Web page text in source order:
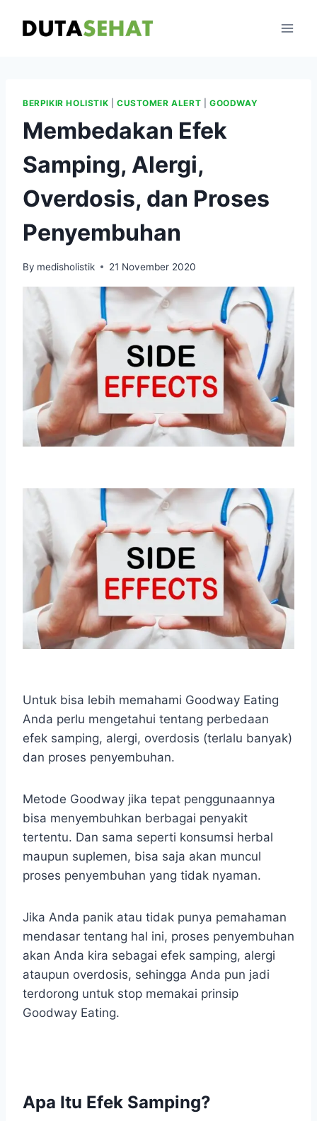
BERPIKIR HOLISTIK CUSTOMER ALERT |GOODWAY
Membedakan Efek
Samping, Alergi,
Overdosis, dan Proses
Penyembuhan
By medisholistik 21 November 2020
Untuk bisa lebih memahami Goodway Eating
Anda perlu mengetahui tentang perbedaan
efek samping, alergi, overdosis (terlalu banyak)
dan proses penyembuhan.
Metode Goodway jika tepat penggunaannya
bisa menyembuhkan berbagai penyakit
tertentu. Dan sama seperti konsumsi herbal
maupun suplemen, bisa saja akan muncul
proses penyembuhan yang tidak nyaman.
Jika Anda panik atau tidak punya pemahaman
mendasar tentang hal ini, proses penyembuhan
akan Anda kira sebagai efek samping, alergi
ataupun overdosis, sehingga Anda pun jadi
terdorong untuk stop memakai prinsip
Goodway Eating.
Apa Itu Efek Samping?